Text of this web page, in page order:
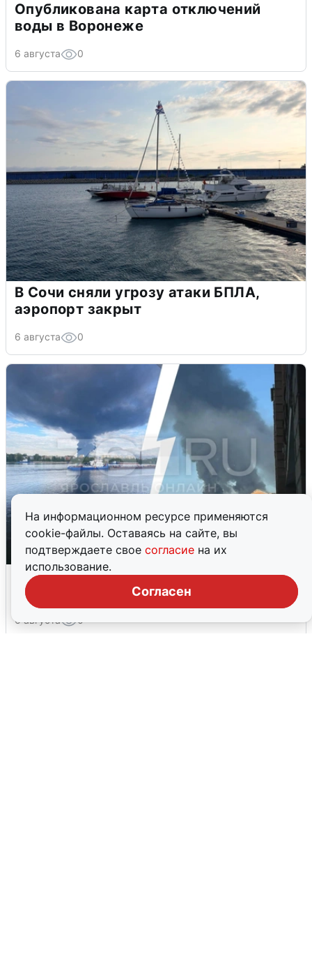
На информационном ресурсе применяются
cookie-файлы. Оставаясь на сайте, вы
подтверждаете свое согласие на их
использование.
Согласен
Опубликована карта отключений
воды в Воронеже
6 августа 0
В Сочи сняли угрозу атаки БПЛА,
аэропорт закрыт
6 августа 0
Ночная атака БПЛА на Ярославль:
попадания и последствия
6 августа 0